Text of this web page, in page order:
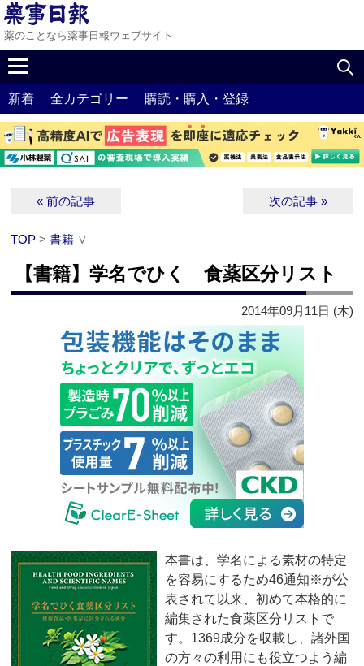
薬のことなら薬事日報ウェブサイト
新着 全カテゴリー 購読・購入・登録
« 前の記事 次の記事 »
TOP >書籍 ∨
【書籍】学名でひく 食薬区分リスト
2014年09月11日 (木)
本書は、学名による素材の特定
を容易にするため46通知※が公
表されて以来、初めて本格的に
編集された食薬区分リストで
す。1369成分を収載し、諸外国
の方々の利用にも役立つよう編